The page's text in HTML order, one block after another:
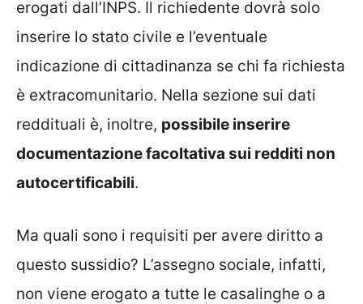
erogati dall’INPS. Il richiedente dovrà solo
inserire lo stato civile e l’eventuale
indicazione di cittadinanza se chi fa richiesta
è extracomunitario. Nella sezione sui dati
reddituali è, inoltre, possibile inserire
documentazione facoltativa sui redditi non
autocertificabili.
Ma quali sono i requisiti per avere diritto a
questo sussidio? L’assegno sociale, infatti,
non viene erogato a tutte le casalinghe o a